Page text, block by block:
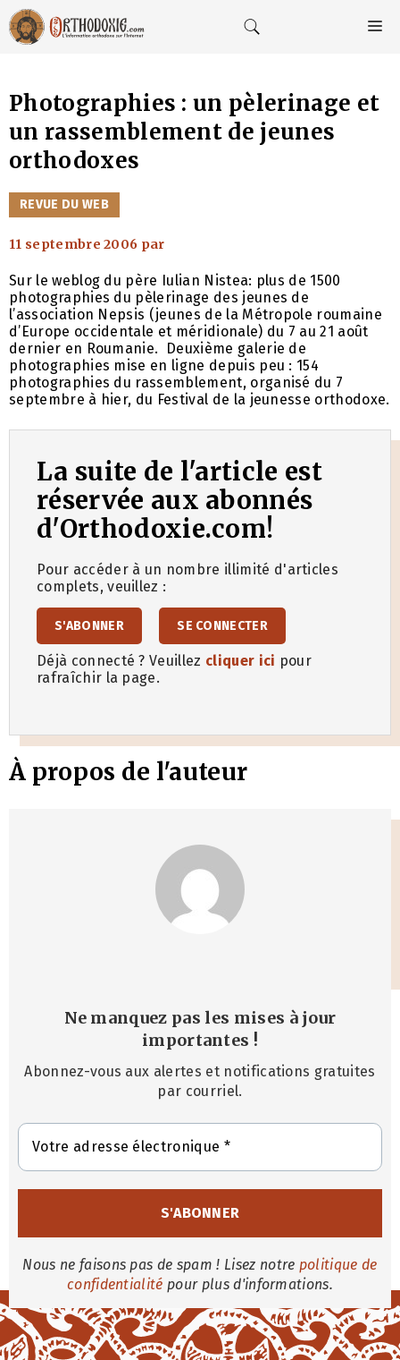
Aller
au
contenu
Photographies : un pèlerinage et
un rassemblement de jeunes
orthodoxes
CATÉGORIES
REVUE DU WEB
11 septembre 2006 par
Sur le weblog du père Iulian Nistea: plus de 1500
photographies du pèlerinage des jeunes de
l’association Nepsis (jeunes de la Métropole roumaine
d’Europe occidentale et méridionale) du 7 au 21 août
dernier en Roumanie. Deuxième galerie de
photographies mise en ligne depuis peu : 154
photographies du rassemblement, organisé du 7
septembre à hier, du Festival de la jeunesse orthodoxe.
La suite de l'article est
réservée aux abonnés
d'Orthodoxie.com!
Pour accéder à un nombre illimité d'articles
complets, veuillez :
S'ABONNER SE CONNECTER
Déjà connecté ? Veuillez cliquer ici pour
rafraîchir la page.
À propos de l'auteur
Ne manquez pas les mises à jour
importantes !
Abonnez-vous aux alertes et notifications gratuites
par courriel.
Nous ne faisons pas de spam ! Lisez notre politique de
confidentialité pour plus d'informations.